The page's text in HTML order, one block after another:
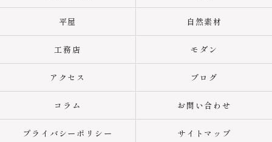
平屋 自然素材
工務店 モダン
アクセス ブログ
コラム お問い合わせ
プライバシーポリシー サイトマップ